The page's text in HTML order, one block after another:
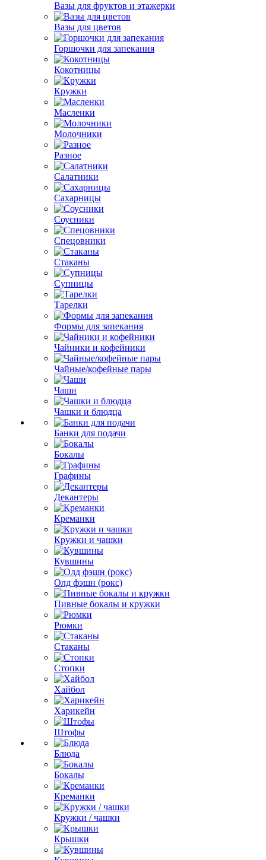
Вазы для фруктов и этажерки
Вазы для цветов
Горшочки для запекания
Кокотницы
Кружки
Масленки
Молочники
Разное
Салатники
Сахарницы
Соусники
Спецовники
Стаканы
Супницы
Тарелки
Формы для запекания
Чайники и кофейники
Чайные/кофейные пары
Чаши
Чашки и блюдца
Банки для подачи
Бокалы
Графины
Декантеры
Креманки
Кружки и чашки
Кувшины
Олд фэшн (рокс)
Пивные бокалы и кружки
Рюмки
Стаканы
Стопки
Хайбол
Харикейн
Штофы
Блюда
Бокалы
Креманки
Кружки / чашки
Крышки